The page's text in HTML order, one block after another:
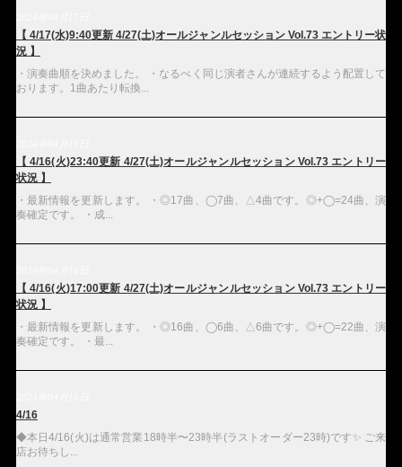
【 4/17(水)9:40更新 4/27(土)オールジャンルセッション Vol.73 エントリー状
況 】
・演奏曲順を決めました。 ・なるべく同じ演者さんが連続するよう配置して
おります。1曲あたり転換...
【 4/16(火)23:40更新 4/27(土)オールジャンルセッション Vol.73 エントリー
状況 】
・最新情報を更新します。 ・◎17曲、◯7曲、△4曲です。◎+◯=24曲、演
奏確定です。 ・成...
【 4/16(火)17:00更新 4/27(土)オールジャンルセッション Vol.73 エントリー
状況 】
・最新情報を更新します。 ・◎16曲、◯6曲、△6曲です。◎+◯=22曲、演
奏確定です。 ・最...
4/16
◆本日4/16(火)は通常営業18時半〜23時半(ラストオーダー23時)です✨ ご来
店お待ちし...